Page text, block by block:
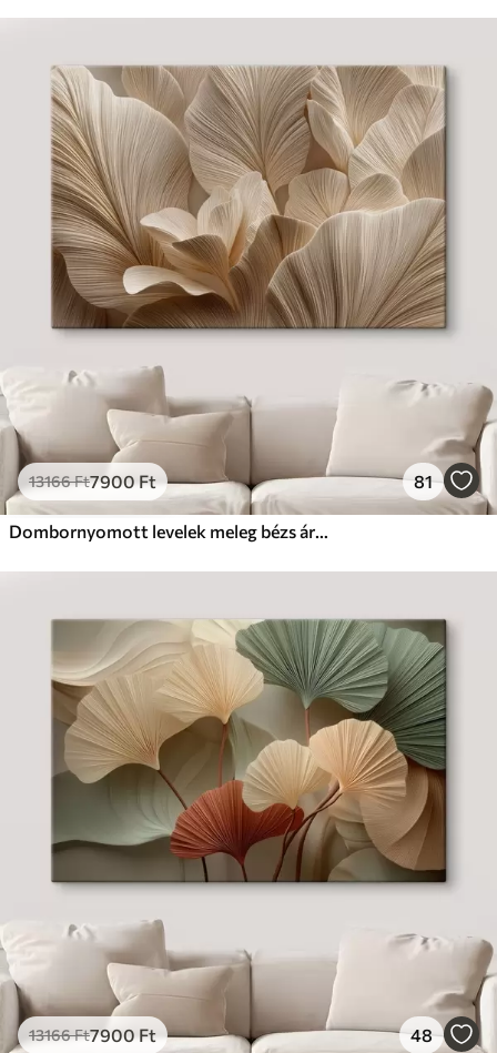
13166Ft7900 Ft 81
Dombornyomott levelek meleg bézs árnyalatokban
13166Ft7900Ft 48